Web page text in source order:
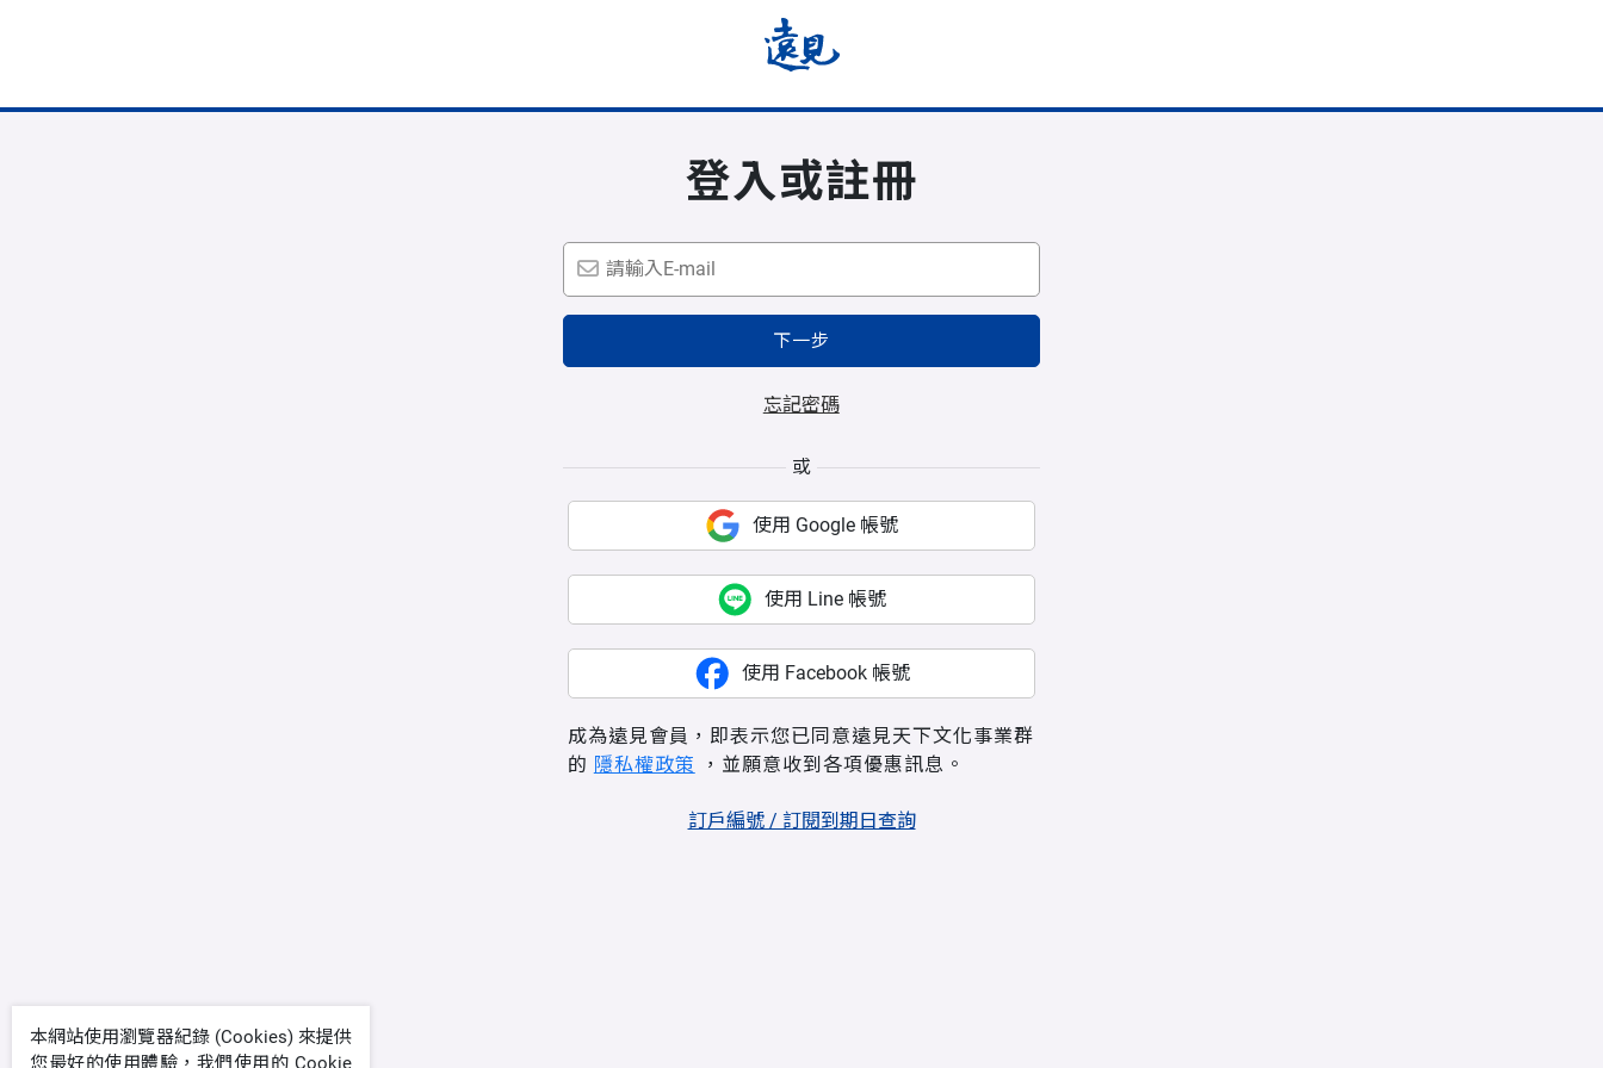
登入或註冊
下一步
忘記密碼
或
使用 Google 帳號
使用 Line 帳號
使用 Facebook 帳號
成為遠見會員，即表示您已同意遠見天下文化事業群
的 隱私權政策 ，並願意收到各項優惠訊息。
訂戶編號 / 訂閱到期日查詢
本網站使用瀏覽器紀錄 (Cookies) 來提供
您最好的使用體驗，我們使用的 Cookie